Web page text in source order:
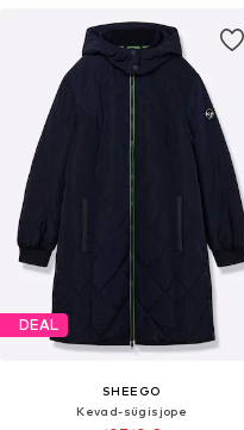
DEAL
SHEEGO
Kevad-sügisjope